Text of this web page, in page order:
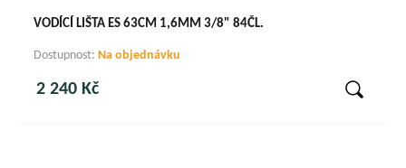
VODÍCÍ LIŠTA ES 63CM 1,6MM 3/8" 84ČL.
Dostupnost:Na objednávku
2 240 Kč